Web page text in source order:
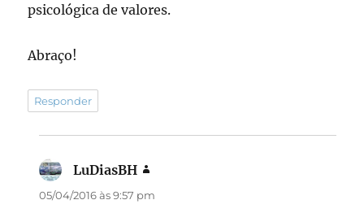
psicológica de valores.
Abraço!
Responder
LuDiasBH
05/04/2016 às 9:57 pm